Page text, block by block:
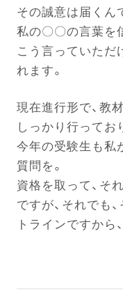
その誠意は届くん
私の〇〇の言葉を信
こう言っていただ
れます。
現在進行形で、教
しっかり行ってお
今年の受験生も私
質問を。
資格を取って、そ
ですが、それでも
トラインですから